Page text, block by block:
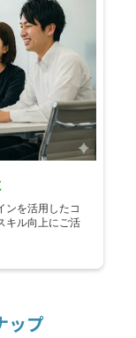
ンを活用したコ
キル向上にご活
ップ